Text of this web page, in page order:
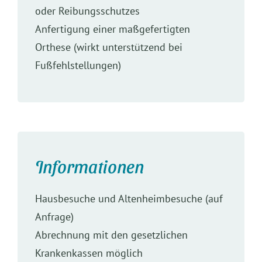
oder Reibungsschutzes
Anfertigung einer maßgefertigten
Orthese (wirkt unterstützend bei
Fußfehlstellungen)
Informationen
Hausbesuche und Altenheimbesuche (auf
Anfrage)
Abrechnung mit den gesetzlichen
Krankenkassen möglich